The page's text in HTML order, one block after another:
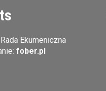
Ekumeniczna
fober.pl